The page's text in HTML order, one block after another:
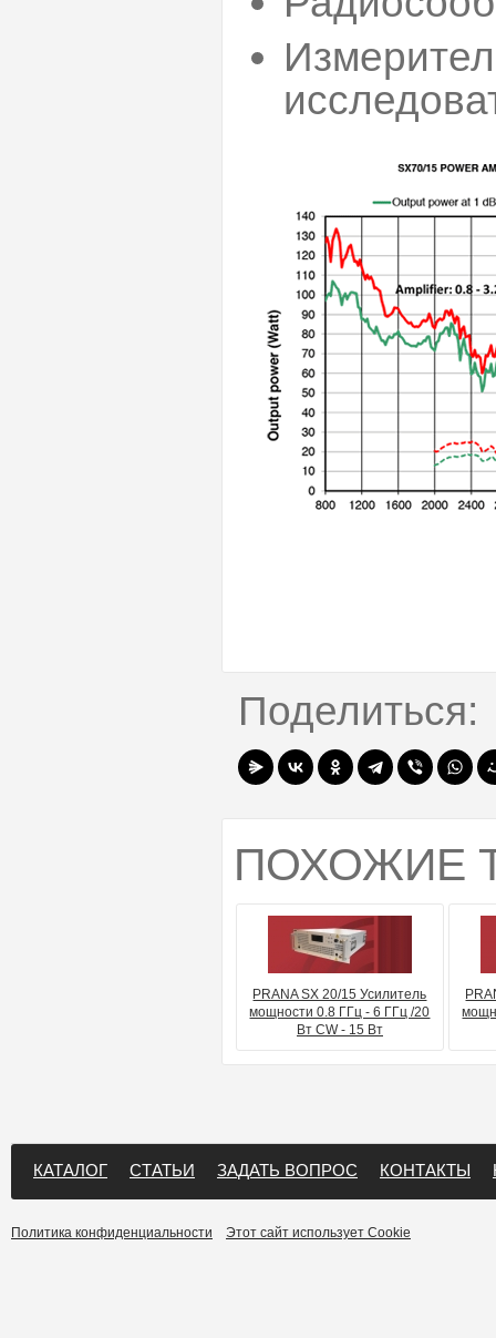
Поделиться:
ПОХОЖИЕ
PRANA SХ 20/15 Усилитель
мощности 0.8 ГГц - 6 ГГц /20
Вт CW - 15 Вт
КАТАЛОГ СТАТЬИ ЗАДАТЬ ВОПРОС КОНТАКТЫ
Политика конфиденциальности Этот сайт использует Cookie